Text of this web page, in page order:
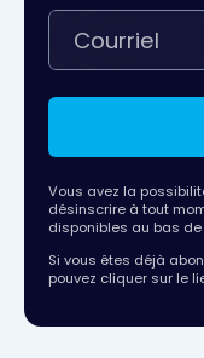
Vous avez la
désinscrire à tout
disponibles au bas
Si vous êtes déjà
pouvez cliquer sur le